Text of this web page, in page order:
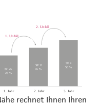
rechnet Ihnen Ihren